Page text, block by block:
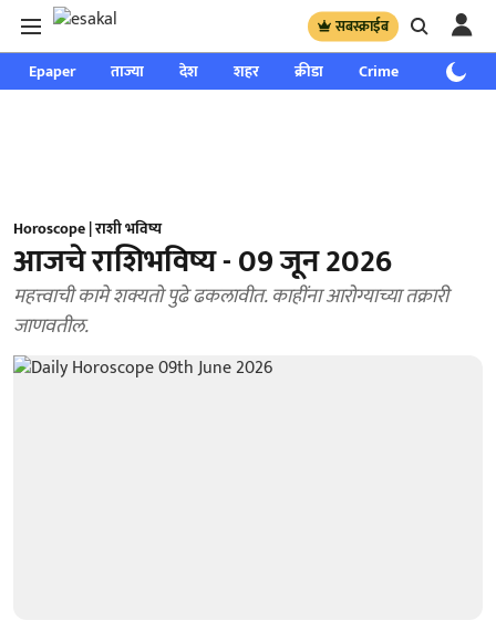
सबस्क्राईब
Epaper ताज्या देश शहर क्रीडा Crime साप्ताहिक
Horoscope | राशी भविष्य
आजचे राशिभविष्य - 09 जून 2026
महत्त्वाची कामे शक्यतो पुढे ढकलावीत. काहींना आरोग्याच्या तक्रारी
जाणवतील.